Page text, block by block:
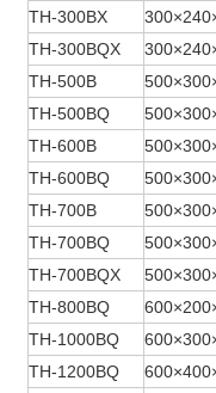
TH-300BX
TH-300BQX
TH-500B
TH-500BQ
TH-600B
TH-600BQ
TH-700B
TH-700BQ
TH-700BQX
TH-800BQ
TH-1000BQ
TH-1200BQ